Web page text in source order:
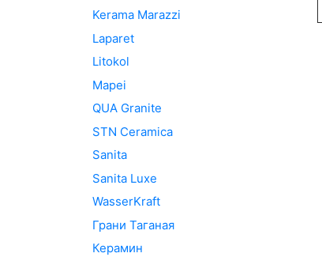
Kerama Marazzi
Laparet
Litokol
Mapei
QUA Granite
STN Ceramica
Sanita
Sanita Luxe
WasserKraft
Грани Таганая
Керамин